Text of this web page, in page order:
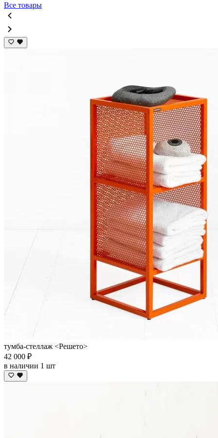
Все товары
тумба-стеллаж <Решето>
42 000 ₽
в наличии 1 шт